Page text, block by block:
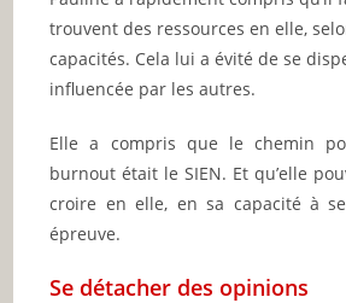
trouvent des ressources en elle,
capacités. Cela lui a évité de se
influencée par les autres.
Elle a compris que le chemin
burnout était le SIEN. Et qu’elle
croire en elle, en sa capacité à
épreuve.
Se détacher des opinions